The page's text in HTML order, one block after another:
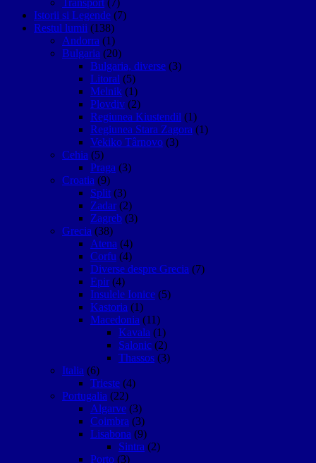
Istorii si Legende (7)
Restul lumii (138)
Andorra (1)
Bulgaria (20)
Bulgaria, diverse (3)
Litoral (5)
Melnik (1)
Plovdiv (2)
Regiunea Kiustendil (1)
Regiunea Stara Zagora (1)
Vekiko Târnovo (3)
Cehia (5)
Praga (3)
Croatia (9)
Split (3)
Zadar (2)
Zagreb (3)
Grecia (38)
Atena (4)
Corfu (4)
Diverse despre Grecia (7)
Epir (4)
Insulele Ionice (5)
Kastoria (1)
Macedonia (11)
Kavala (1)
Salonic (2)
Thassos (3)
Italia (6)
Trieste (4)
Portugalia (22)
Algarve (3)
Coimbra (3)
Lisabona (9)
Sintra (2)
Porto (3)